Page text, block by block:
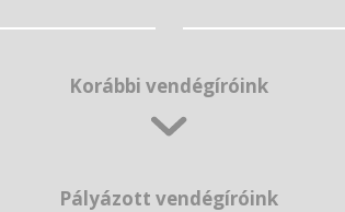
Korábbi vendégíróink
Pályázott vendégíróink